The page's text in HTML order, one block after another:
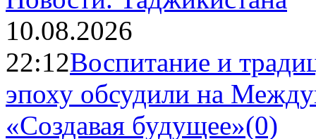
10.08.2026
22:12Воспитание и
эпоху обсудили на
«Создавая будущее»(0)